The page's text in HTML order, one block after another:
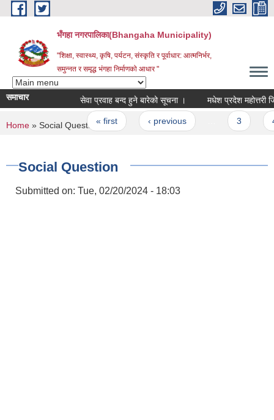
Skip to main content
भँगहा नगरपालिका(Bhangaha Municipality)
"शिक्षा, स्वास्थ्य, कृषि, पर्यटन, संस्कृति र पूर्वाधार: आत्मनिर्भर,
समुन्नत र समृद्ध भंगहा निर्माणको आधार "
समाचार सेवा प्रवाह बन्द हुने बारेको सूचना ।
Pages
« first ‹ previous
You are here
Home » Social Question
Social Question
Submitted on: Tue, 02/20/2024 - 18:03